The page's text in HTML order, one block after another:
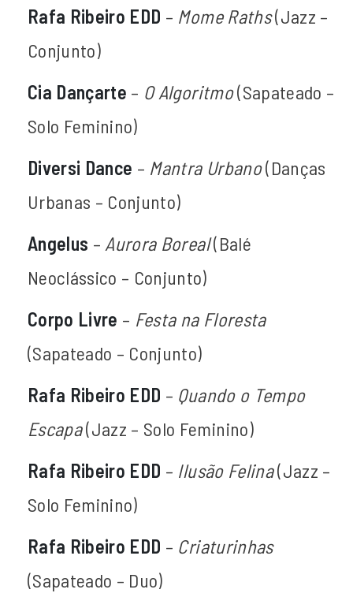
Rafa Ribeiro EDD – Mome Raths(Jazz –
Conjunto)
Cia Dançarte – O Algoritmo(Sapateado –
Solo Feminino)
Diversi Dance – Mantra Urbano(Danças
Urbanas – Conjunto)
Angelus – Aurora Boreal(Balé
Neoclássico – Conjunto)
Corpo Livre – Festa na Floresta
(Sapateado – Conjunto)
Rafa Ribeiro EDD – Quando o Tempo
Escapa(Jazz – Solo Feminino)
Rafa Ribeiro EDD – Ilusão Felina(Jazz –
Solo Feminino)
Rafa Ribeiro EDD – Criaturinhas
(Sapateado – Duo)